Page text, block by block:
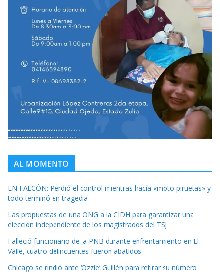
AL MOMENTO
EN FALCÓN: Perdió el control mientras hacía «moto piruetas» y
todo terminó en tragedia
Las propuestas de una ONG a la CIDH para garantizar una
elección independiente de los magistrados del TSJ
Falleció funcionario de la PNB durante enfrentamiento en El
Valle, cuatro delincuentes fueron abatidos
Chicago se rindió ante ‘Ozzie’ Guillén para retirar su número